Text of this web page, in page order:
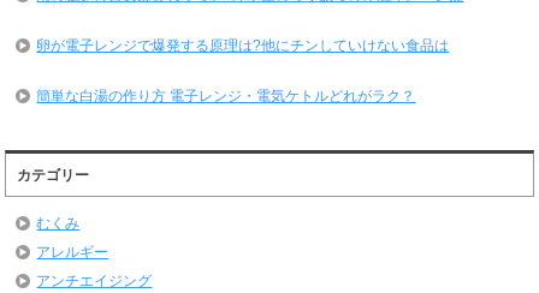
卵が電子レンジで爆発する原理は?他にチンしていけない食品は
簡単な白湯の作り方 電子レンジ・電気ケトルどれがラク？
カテゴリー
むくみ
アレルギー
アンチエイジング